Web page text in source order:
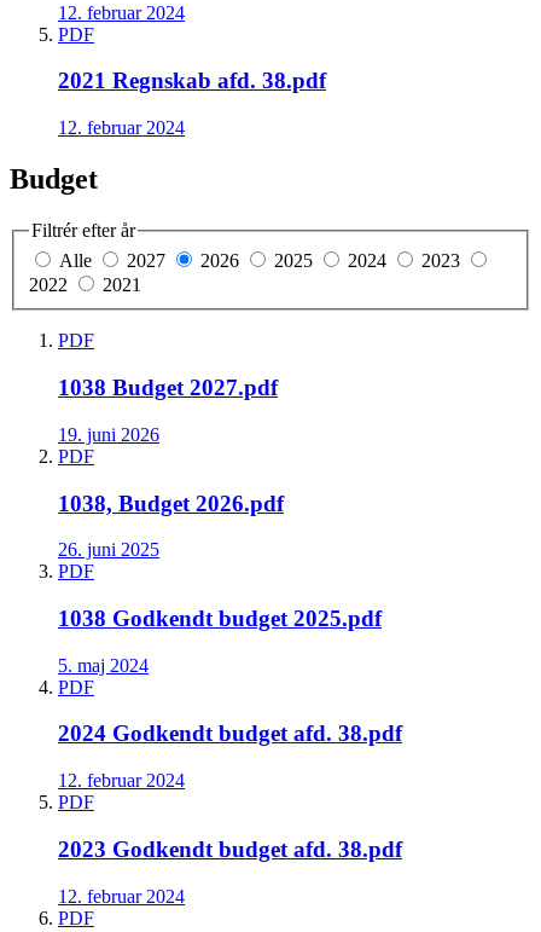
12. februar 2024
PDF
2021 Regnskab afd. 38.pdf
12. februar 2024
Budget
Filtrér efter år
Alle
2027 2026 2025 2024
2023
2022
2021
PDF
1038 Budget 2027.pdf
19. juni 2026
PDF
1038, Budget 2026.pdf
26. juni 2025
PDF
1038 Godkendt budget 2025.pdf
5. maj 2024
PDF
2024 Godkendt budget afd. 38.pdf
12. februar 2024
PDF
2023 Godkendt budget afd. 38.pdf
12. februar 2024
PDF